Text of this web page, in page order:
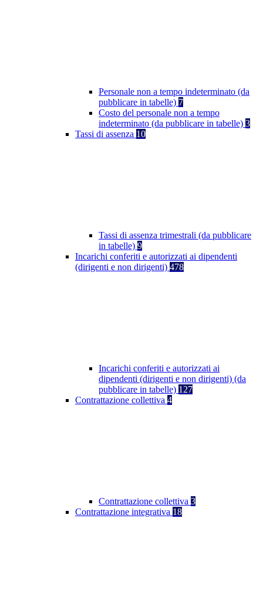
Personale non a tempo indeterminato (da
pubblicare in tabelle) 7
Costo del personale non a tempo
indeterminato (da pubblicare in tabelle) 3
Tassi di assenza 10
Tassi di assenza trimestrali (da pubblicare
in tabelle) 9
Incarichi conferiti e autorizzati ai dipendenti
(dirigenti e non dirigenti) 478
Incarichi conferiti e autorizzati ai
dipendenti (dirigenti e non dirigenti) (da
pubblicare in tabelle) 127
Contrattazione collettiva 4
Contrattazione collettiva 3
Contrattazione integrativa 18